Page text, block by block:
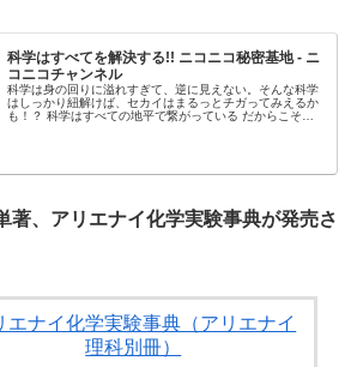
科学はすべてを解決する!! ニコニコ秘密基地 - ニ
コニコチャンネル
科学は身の回りに溢れすぎて、逆に見えない。そんな科学
はしっかり紐解けば、セカイはまるっとチガってみえるか
も！？ 科学はすべての地平で繋がっている だからこそマ
著、アリエナイ化学実験事典が発売さ
エナイ化学実験事典（アリエナイ
理科別冊）